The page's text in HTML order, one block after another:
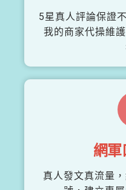
5星真人評論保證
我的商家代操維
網軍
真人發文真流量